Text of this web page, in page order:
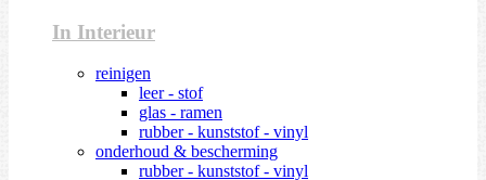
In Interieur
reinigen
leer - stof
glas - ramen
rubber - kunststof - vinyl
onderhoud & bescherming
rubber - kunststof - vinyl